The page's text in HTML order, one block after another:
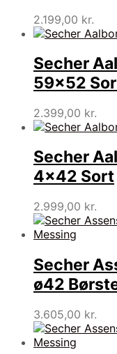
2.199,00 kr.
Secher
59×52
2.399,00 kr.
Secher
4×42 Sort
2.999,00 kr.
Secher
ø42
3.605,00 kr.